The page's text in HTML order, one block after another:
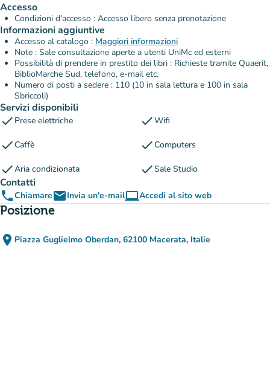
Accesso
Condizioni d'accesso : Accesso libero senza prenotazione
Informazioni aggiuntive
Accesso al catalogo : Maggiori informazioni
Note : Sale consultazione aperte a utenti UniMc ed esterni
Possibilità di prendere in prestito dei libri : Richieste tramite Quaerit,
BiblioMarche Sud, telefono, e-mail etc.
Numero di posti a sedere : 110 (10 in sala lettura e 100 in sala
Sbriccoli)
Servizi disponibili
check Prese elettriche checkWifi
checkCaffè checkComputers
checkAria condizionata checkSale Studio
Contatti
phoneChiamareemailInvia un'e-mailcomputerAccedi al sito web
(nuova scheda)
Posizione
place Piazza Guglielmo Oberdan, 62100 Macerata, Italie
(apri in Google Maps)
(nuova scheda)